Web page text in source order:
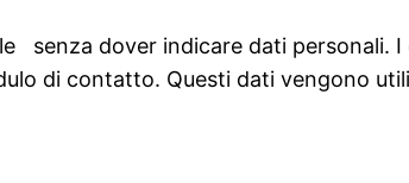
senza dover indicare dati personali.
di contatto. Questi dati vengono